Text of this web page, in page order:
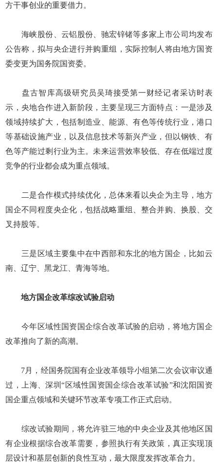
方干事创业的重要借力。
海峡股份、云铝股份、驰宏锌锗等多家上市公司均发布
公告称，拟与央企进行并购重组，实际控制人将由地方国资
委变更为国务院国资委。
盘古智库高级研究员吴琦接受第一财经记者采访时表
示，央地合作进入新阶段，主要呈现三方面特点：一是涉及
领域持续扩大，包括制造业、能源、有色等传统行业，港口
等基础设施产业，以及信息技术等新兴产业，但以钢铁、有
色等产能过剩行业为主。未来运营效率较低、存在低端过度
竞争的行业都会成为重点领域。
二是合作模式持续优化，总体来看以央企为主导，地方
国企不同程度央企化，包括战略重组、整合并购、换股、交
叉持股等。
三是区域主要集中在中西部和东北的地方国企，比如云
南、辽宁、黑龙江、青海等地。
地方国企改革综改试验启动
今年区域性国资国企综合改革试验的启动，将地方国企
改革推向了新的高潮。
7月，经国务院国有企业改革领导小组第二次会议审议通
过，上海、深圳“区域性国资国企综合改革试验”和沈阳国资
国企重点领域和关键环节改革专项工作正式启动。
综改试验期间，将允许驻三地的中央企业及其他地区国
有企业根据综合改革需要，参照执行有关政策，真正实现顶
层设计和基层创新的良性互动，最大限度发挥改革合力。